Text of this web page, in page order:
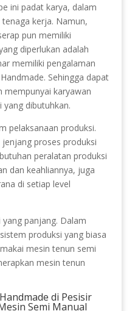
ini padat karya, dalam
kerja. Namun,
pun memiliki
diperlukan adalah
memiliki pengalaman
Sehingga dapat
mempunyai karyawan
yang dibutuhkan.
pelaksanaan produksi.
proses produksi
peralatan produksi
dan keahliannya, juga
di setiap level
panjang. Dalam
produksi yang biasa
mesin tenun semi
mesin tenun
di Pesisir
Semi Manual